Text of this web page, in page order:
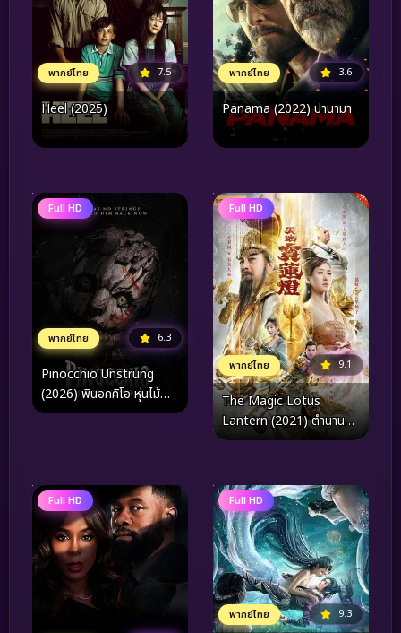
พากย์ไทย 7.5
Heel (2025)
พากย์ไทย 3.6
Panama (2022) ปานามา
Full HD
พากย์ไทย 6.3
Pinocchio Unstrung
(2026) พินอคคิโอ หุ่นไม้
สายเชือด
Full HD
พากย์ไทย 9.1
The Magic Lotus
Lantern (2021) ตำนานรัก
โคมสวรรค์
Full HD Full HD
พากย์ไทย 9.3